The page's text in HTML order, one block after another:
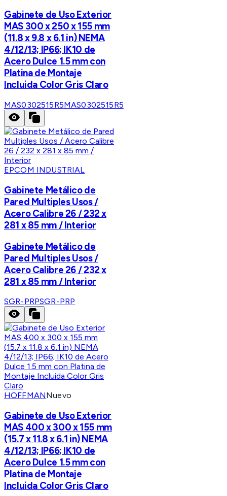
Gabinete de Uso Exterior
MAS 300 x 250 x 155 mm
(11.8 x 9.8 x 6.1 in) NEMA
4/12/13; IP66; IK10 de
Acero Dulce 1.5 mm con
Platina de Montaje
Incluida Color Gris Claro
MAS0302515R5MAS0302515R5
EPCOM INDUSTRIAL
Gabinete Metálico de
Pared Multiples Usos /
Acero Calibre 26 / 232 x
281 x 85 mm / Interior
Gabinete Metálico de
Pared Multiples Usos /
Acero Calibre 26 / 232 x
281 x 85 mm / Interior
SGR-PRPSGR-PRP
HOFFMANNuevo
Gabinete de Uso Exterior
MAS 400 x 300 x 155 mm
(15.7 x 11.8 x 6.1 in) NEMA
4/12/13; IP66; IK10 de
Acero Dulce 1.5 mm con
Platina de Montaje
Incluida Color Gris Claro